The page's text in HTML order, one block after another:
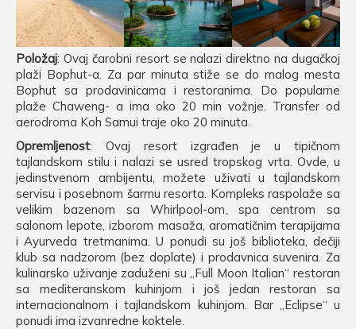
Položaj: Ovaj čarobni resort se nalazi direktno na dugačkoj
plaži Bophut-a. Za par minuta stiže se do malog mesta
Bophut sa prodavinicama i restoranima. Do popularne
plaže Chaweng- a ima oko 20 min vožnje. Transfer od
aerodroma Koh Samui traje oko 20 minuta.
Opremljenost: Ovaj resort izgrađen je u tipičnom
tajlandskom stilu i nalazi se usred tropskog vrta. Ovde, u
jedinstvenom ambijentu, možete uživati u tajlandskom
servisu i posebnom šarmu resorta. Kompleks raspolaže sa
velikim bazenom sa Whirlpool-om, spa centrom sa
salonom lepote, izborom masaža, aromatičnim terapijama
i Ayurveda tretmanima. U ponudi su još biblioteka, dečiji
klub sa nadzorom (bez doplate) i prodavnica suvenira. Za
kulinarsko uživanje zaduženi su „Full Moon Italian“ restoran
sa mediteranskom kuhinjom i još jedan restoran sa
internacionalnom i tajlandskom kuhinjom. Bar „Eclipse“ u
ponudi ima izvanredne koktele.